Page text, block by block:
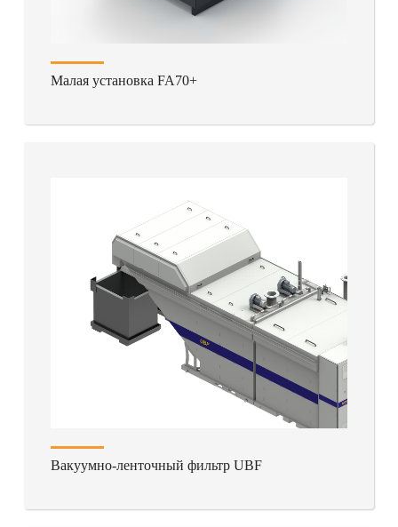
Малая установка FA70+
Вакуумно-ленточный фильтр UBF